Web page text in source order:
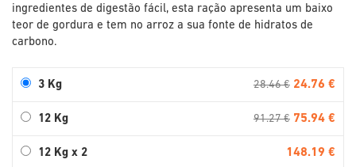
ingredientes de digestão fácil, esta ração apresenta um baixo
teor de gordura e tem no arroz a sua fonte de hidratos de
carbono.
3 Kg 28.46 € 24.76 €
12 Kg 91.27 € 75.94 €
12 Kg x 2 148.19 €
imagens